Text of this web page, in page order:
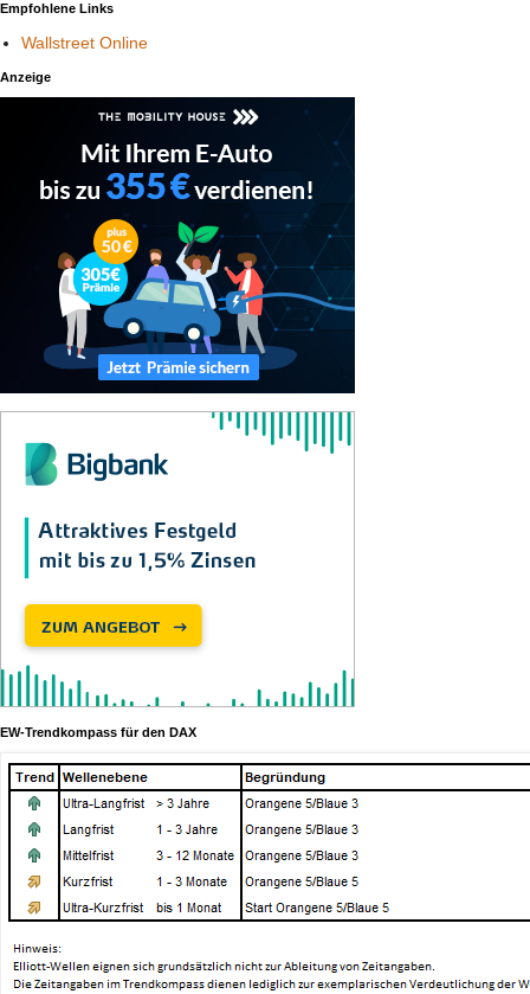
Empfohlene Links
Wallstreet Online
Anzeige
EW-Trendkompass für den DAX